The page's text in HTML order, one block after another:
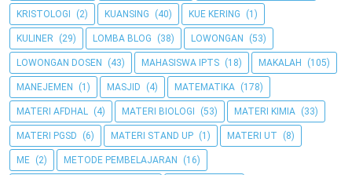
KRISTOLOGI (2) KUANSING (40) KUE KERING (1)
KULINER (29) LOMBA BLOG (38) LOWONGAN (53)
LOWONGAN DOSEN (43) MAHASISWA IPTS (18) MAKALAH (105)
MANEJEMEN (1) MASJID (4) MATEMATIKA (178)
MATERI AFDHAL (4) MATERI BIOLOGI (53) MATERI KIMIA (33)
MATERI PGSD (6) MATERI STAND UP (1) MATERI UT (8)
ME (2) METODE PEMBELAJARAN (16)